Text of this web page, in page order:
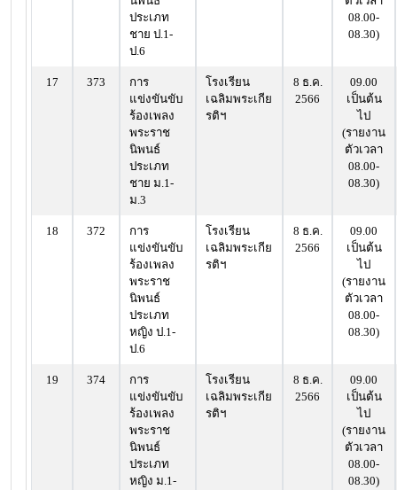
ประเภท
ชาย ป.1-
ป.6
08.00-
08.30)
17 373
การ
แข่งขันขับ
ร้องเพลง
พระราช
นิพนธ์
ประเภท
ชาย ม.1-
ม.3
โรงเรียน
เฉลิมพระเกีย
รติฯ
8 ธ.ค.
2566
09.00
เป็นต้น
ไป
(รายงาน
ตัวเวลา
08.00-
08.30)
18 372
การ
แข่งขันขับ
ร้องเพลง
พระราช
นิพนธ์
ประเภท
หญิง ป.1-
ป.6
โรงเรียน
เฉลิมพระเกีย
รติฯ
8 ธ.ค.
2566
09.00
เป็นต้น
ไป
(รายงาน
ตัวเวลา
08.00-
08.30)
19 374
การ
แข่งขันขับ
ร้องเพลง
พระราช
นิพนธ์
ประเภท
หญิง ม.1-
โรงเรียน
เฉลิมพระเกีย
รติฯ
8 ธ.ค.
2566
09.00
เป็นต้น
ไป
(รายงาน
ตัวเวลา
08.00-
08.30)